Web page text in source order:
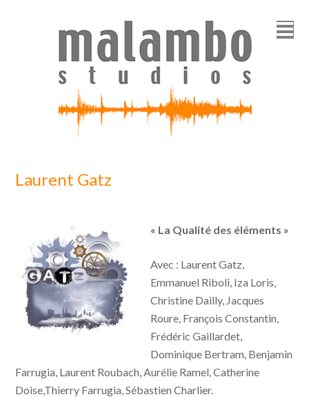
Laurent Gatz
« La Qualité des éléments »
Avec : Laurent Gatz,
Emmanuel Riboli, Iza Loris,
Christine Dailly, Jacques
Roure, François Constantin,
Frédéric Gaillardet,
Dominique Bertram, Benjamin
Farrugia, Laurent Roubach, Aurélie Ramel, Catherine
Doise,Thierry Farrugia, Sébastien Charlier.